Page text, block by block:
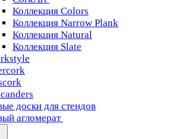
Коллекция Colors
Коллекция Narrow Plank
Коллекция Natural
Коллекция Slate
доски для стендов
агломерат